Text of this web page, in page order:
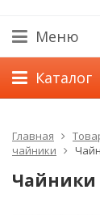
Меню
Каталог
Главная
чайники
Чайники